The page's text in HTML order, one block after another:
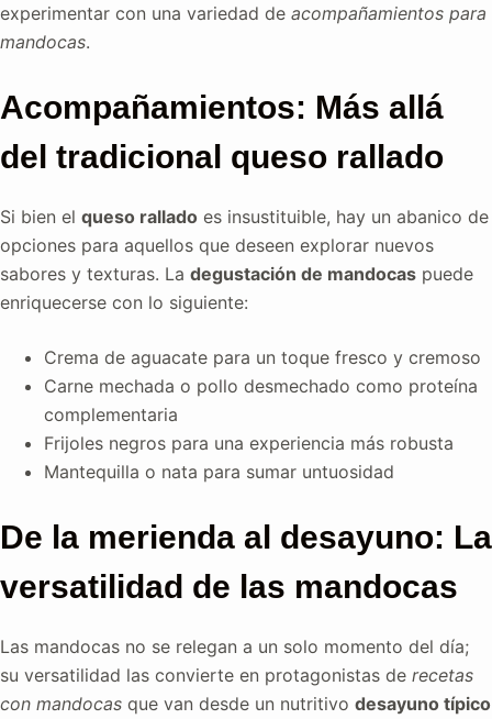
experimentar con una variedad de acompañamientos para
mandocas.
Acompañamientos: Más allá
del tradicional queso rallado
Si bien el queso rallado es insustituible, hay un abanico de
opciones para aquellos que deseen explorar nuevos
sabores y texturas. La degustación de mandocas puede
enriquecerse con lo siguiente:
Crema de aguacate para un toque fresco y cremoso
Carne mechada o pollo desmechado como proteína
complementaria
Frijoles negros para una experiencia más robusta
Mantequilla o nata para sumar untuosidad
De la merienda al desayuno: La
versatilidad de las mandocas
Las mandocas no se relegan a un solo momento del día;
su versatilidad las convierte en protagonistas de recetas
con mandocas que van desde un nutritivo desayuno típico